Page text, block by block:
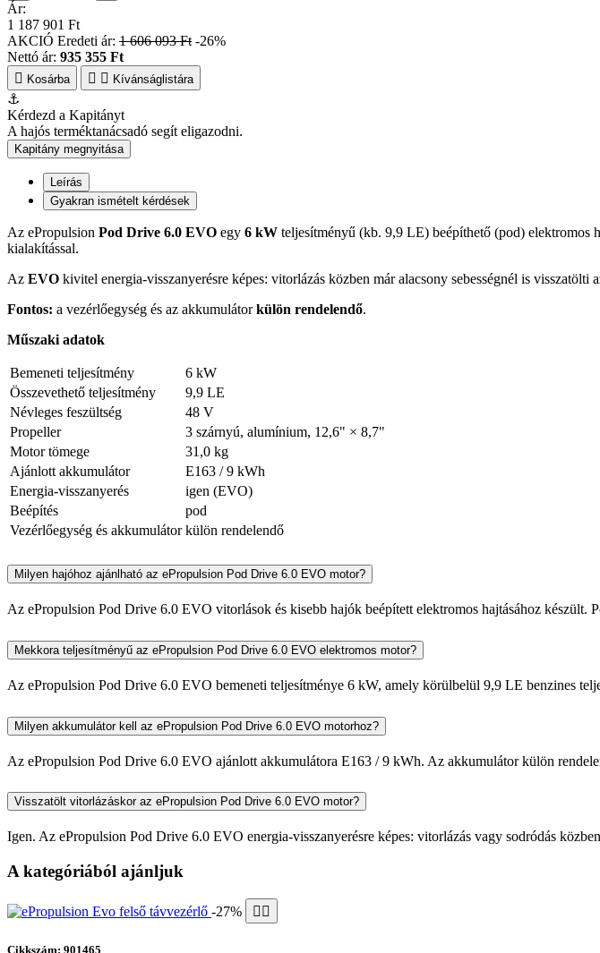
Ár:
1 187 901 Ft
AKCIÓ Eredeti ár: 1 606 093 Ft -26%
Nettó ár: 935 355 Ft
Kosárba Kívánságlistára
⚓
Kérdezd a Kapitányt
A hajós terméktanácsadó segít eligazodni.
Kapitány megnyitása
Leírás
Gyakran ismételt kérdések
Az ePropulsion Pod Drive 6.0 EVO egy 6 kW teljesítményű (kb. 9,9 LE) beépíthető (pod) elektromos
kialakítással.
Az EVO kivitel energia-visszanyerésre képes: vitorlázás közben már alacsony sebességnél is visszatölti
Fontos: a vezérlőegység és az akkumulátorkülön rendelendő.
Műszaki adatok
Bemeneti teljesítmény
6 kW
Összevethető teljesítmény
9,9 LE
Névleges feszültség
48 V
Propeller
3 szárnyú, alumínium, 12,6" × 8,7"
Motor tömege
31,0 kg
Ajánlott akkumulátor
E163 / 9 kWh
Energia-visszanyerés
igen (EVO)
Beépítés
pod
Vezérlőegység és akkumulátor külön rendelendő
Milyen hajóhoz ajánlható az ePropulsion Pod Drive 6.0 EVO motor?
Az ePropulsion Pod Drive 6.0 EVO vitorlások és kisebb hajók beépített elektromos hajtásához készült.
Mekkora teljesítményű az ePropulsion Pod Drive 6.0 EVO elektromos motor?
Az ePropulsion Pod Drive 6.0 EVO bemeneti teljesítménye 6 kW, amely körülbelül 9,9 LE benzines
Milyen akkumulátor kell az ePropulsion Pod Drive 6.0 EVO motorhoz?
Az ePropulsion Pod Drive 6.0 EVO ajánlott akkumulátora E163 / 9 kWh. Az akkumulátor külön
Visszatölt vitorlázáskor az ePropulsion Pod Drive 6.0 EVO motor?
Igen. Az ePropulsion Pod Drive 6.0 EVO energia-visszanyerésre képes: vitorlázás vagy sodródás
A kategóriából ajánljuk
-27%
Cikkszám: 901465